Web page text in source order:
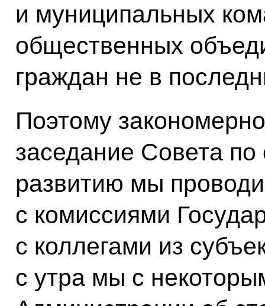
и муниципальных
общественных
граждан не в
Поэтому
заседание Совета по
развитию мы
с комиссиями
с коллегами из
с утра мы с